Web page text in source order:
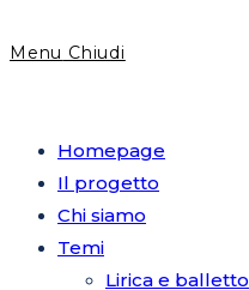
Menu Chiudi
Homepage
Il progetto
Chi siamo
Temi
Lirica e balletto